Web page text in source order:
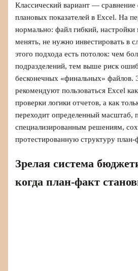
Классический вариант — сравнение
плановых показателей в Excel. На
нормально: файл гибкий,
менять, не нужно инвестировать в
этого подхода есть потолок: чем
подразделений, тем выше риск
бесконечных «финальных» файлов.
рекомендуют пользоваться Excel
проверки логики отчетов, а как
переходит определенный масштаб,
специализированным решениям,
протестированную структуру
Зрелая система
когда план‑факт